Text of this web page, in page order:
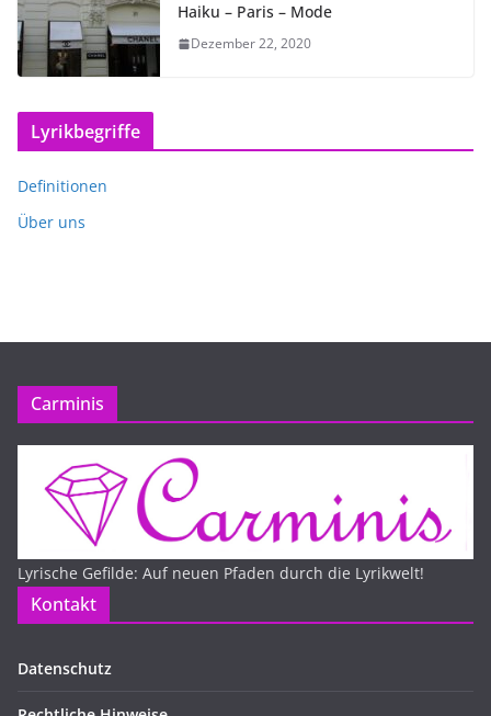
Haiku – Paris – Mode
Dezember 22, 2020
Lyrikbegriffe
Definitionen
Über uns
Carminis
Lyrische Gefilde: Auf neuen Pfaden durch die Lyrikwelt!
Kontakt
Datenschutz